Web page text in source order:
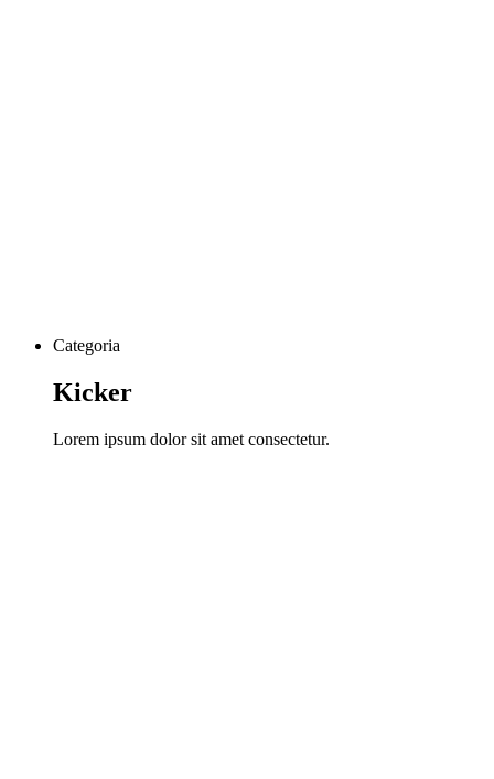
Categoria
Kicker
Lorem ipsum dolor sit amet consectetur.